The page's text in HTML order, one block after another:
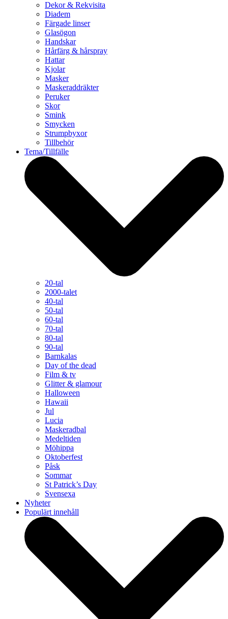
Dekor & Rekvisita
Diadem
Färgade linser
Glasögon
Handskar
Hårfärg & hårspray
Hattar
Kjolar
Masker
Maskeraddräkter
Peruker
Skor
Smink
Smycken
Strumpbyxor
Tillbehör
Tema/Tillfälle
20-tal
2000-talet
40-tal
50-tal
60-tal
70-tal
80-tal
90-tal
Barnkalas
Day of the dead
Film & tv
Glitter & glamour
Halloween
Hawaii
Jul
Lucia
Maskeradbal
Medeltiden
Möhippa
Oktoberfest
Påsk
Sommar
St Patrick’s Day
Svensexa
Nyheter
Populärt innehåll